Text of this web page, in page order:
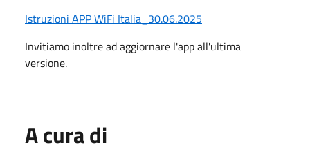
Istruzioni APP WiFi Italia_30.06.2025
Invitiamo inoltre ad aggiornare l'app all'ultima
versione.
A cura di